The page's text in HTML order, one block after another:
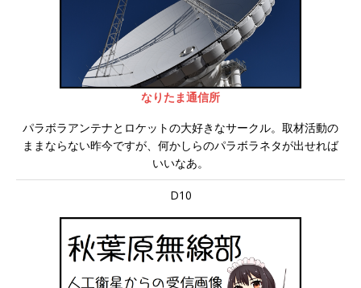
なりたま通信所
パラボラアンテナとロケットの大好きなサークル。取材活動の
ままならない昨今ですが、何かしらのパラボラネタが出せれば
いいなあ。
D10